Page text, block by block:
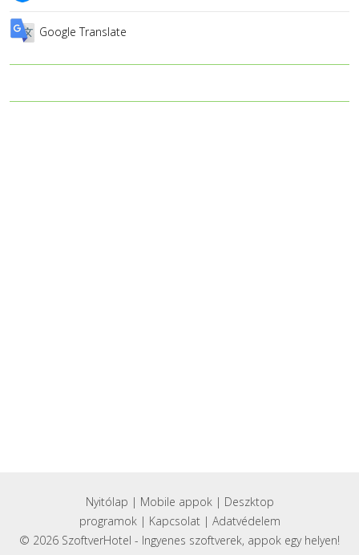
Google Translate
Nyitólap | Mobile appok| Deszktop
programok| Kapcsolat| Adatvédelem
© 2026 SzoftverHotel - Ingyenes szoftverek, appok egy helyen!